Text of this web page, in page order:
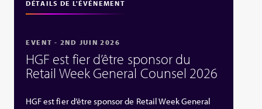
DÉTAILS DE L'ÉVÉNEMENT
EVENT - 2ND JUIN 2026
HGF est fier d’être sponsor du
Retail Week General Counsel 2026
HGF est fier d’être sponsor de Retail Week General